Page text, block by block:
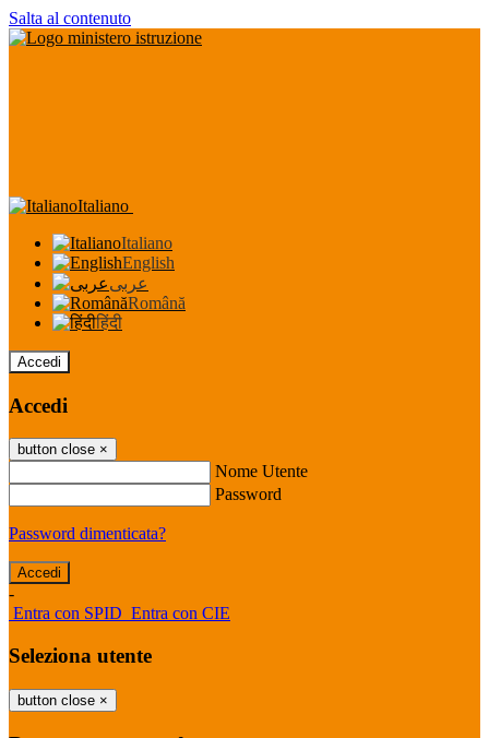
Salta al contenuto
Italiano
Italiano
English
عربى
Română
हिंदी
Accedi
Accedi
button close ×
Nome Utente
Password
Password dimenticata?
-
Entra con SPID Entra con CIE
Seleziona utente
button close ×